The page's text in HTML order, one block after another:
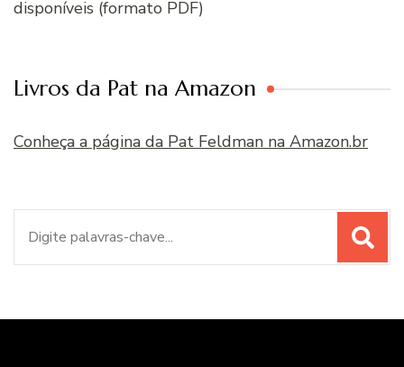
disponíveis (formato PDF)
Livros da Pat na Amazon
Conheça a página da Pat Feldman na Amazon.br